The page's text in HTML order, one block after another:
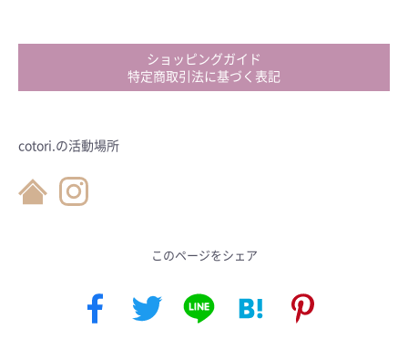
ショッピングガイド
特定商取引法に基づく表記
cotori.の活動場所
このページをシェア